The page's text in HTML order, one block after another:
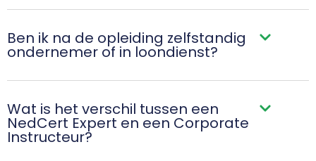
Ben ik na de opleiding zelfstandig
ondernemer of in loondienst?
Wat is het verschil tussen een
NedCert Expert en een Corporate
Instructeur?